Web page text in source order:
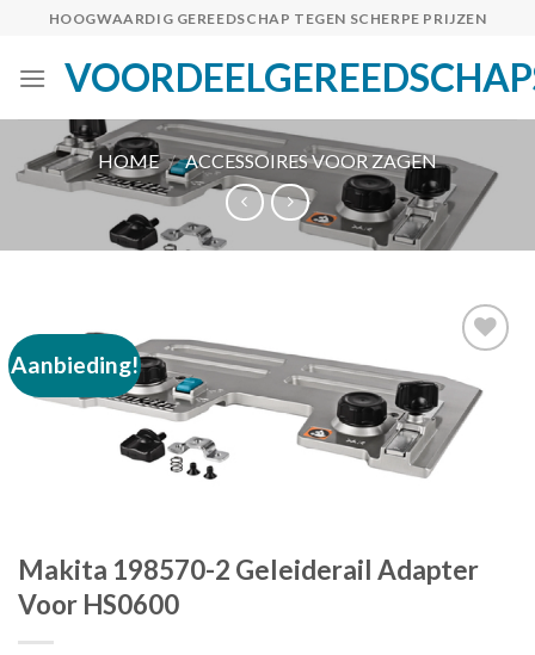
content
HOOGWAARDIG GEREEDSCHAP TEGEN SCHERPE PRIJZEN
HOME / ACCESSOIRES VOOR ZAGEN
Aanbieding!
Toevoegen
aan
verlanglijst
Makita 198570-2 Geleiderail Adapter
Voor HS0600